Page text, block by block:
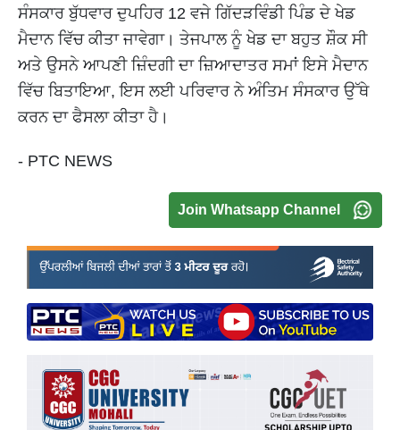
ਸੰਸਕਾਰ ਬੁੱਧਵਾਰ ਦੁਪਹਿਰ 12 ਵਜੇ ਗਿੱਦੜਵਿੰਡੀ ਪਿੰਡ ਦੇ ਖੇਡ
ਮੈਦਾਨ ਵਿੱਚ ਕੀਤਾ ਜਾਵੇਗਾ। ਤੇਜਪਾਲ ਨੂੰ ਖੇਡ ਦਾ ਬਹੁਤ ਸ਼ੌਕ ਸੀ
ਅਤੇ ਉਸਨੇ ਆਪਣੀ ਜ਼ਿੰਦਗੀ ਦਾ ਜ਼ਿਆਦਾਤਰ ਸਮਾਂ ਇਸੇ ਮੈਦਾਨ
ਵਿੱਚ ਬਿਤਾਇਆ, ਇਸ ਲਈ ਪਰਿਵਾਰ ਨੇ ਅੰਤਿਮ ਸੰਸਕਾਰ ਉੱਥੇ
ਕਰਨ ਦਾ ਫੈਸਲਾ ਕੀਤਾ ਹੈ।
- PTC NEWS
Join Whatsapp Channel